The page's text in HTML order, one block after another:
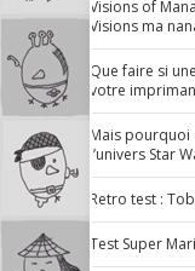
Visions of
Visions ma
Que faire si
votre
Mais
l’univers Star
Retro test :
Test Super